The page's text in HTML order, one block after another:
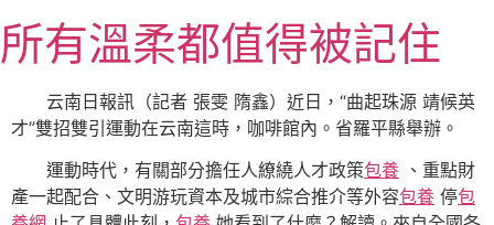
至
主
內
所有溫柔都值得被記住
云南日報訊（記者 張雯 隋鑫）近日，“曲起珠源 靖候英
才”雙招雙引運動在云南這時，咖啡館內。省羅平縣舉辦。
運動時代，有關部分擔任人繚繞人才政策包養 、重點財
產一起配合、文明游玩資本及城市綜合推介等外容包養 停包